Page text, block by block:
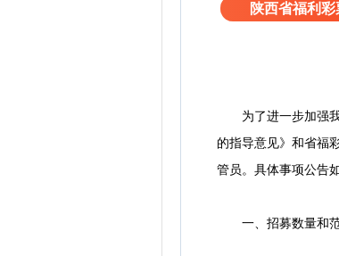
陕西省福利
为了进一步加强我
的指导意见》和省福
管员。具体事项公告
一、招募数量和